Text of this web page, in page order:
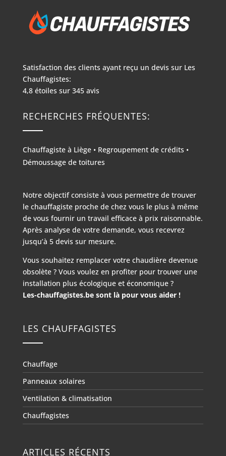
Satisfaction des clients ayant reçu un devis sur Les
Chauffagistes:
4,8étoiles sur 345avis
RECHERCHES FRÉQUENTES:
Chauffagiste à Liège• Regroupement de crédits •
Démoussage de toitures
Notre objectif consiste à vous permettre de trouver
le chauffagiste proche de chez vous le plus à même
de vous fournir un travail efficace à prix raisonnable.
Après analyse de votre demande, vous recevrez
jusqu’à 5 devis sur mesure.
Vous souhaitez remplacer votre chaudière devenue
obsolète ? Vous voulez en profiter pour trouver une
installation plus écologique et économique ?
Les-chauffagistes.be sont là pour vous aider !
LES CHAUFFAGISTES
Chauffage
Panneaux solaires
Ventilation & climatisation
Chauffagistes
ARTICLES RÉCENTS